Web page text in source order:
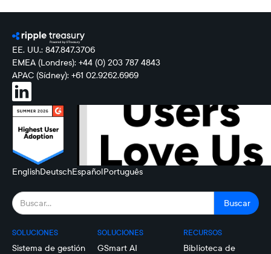
EE. UU.: 847.847.3706
EMEA (Londres): +44 (0) 203 787 4843
APAC (Sídney): +61 02.9262.6969
EnglishDeutschEspañolPortuguês
SOLUCIONES
Sistema de gestión
SOLUCIONES
GSmart AI
RECURSOS
Biblioteca de